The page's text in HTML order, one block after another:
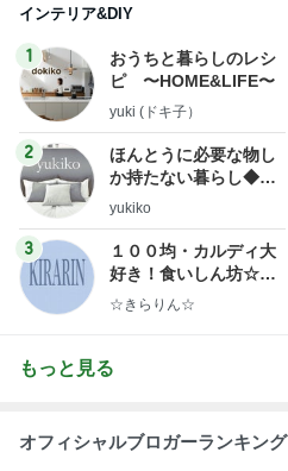
インテリア&DIY
1
おうちと暮らしのレシ
ピ 〜HOME&LIFE〜
yuki (ドキ子）
2
ほんとうに必要な物し
か持たない暮らし◆Ke
ep Life Simple◆〜イ
yukiko
3
１００均・カルディ大
好き！食いしん坊☆き
らりん☆のブログ
☆きらりん☆
もっと見る
オフィシャルブロガーランキング